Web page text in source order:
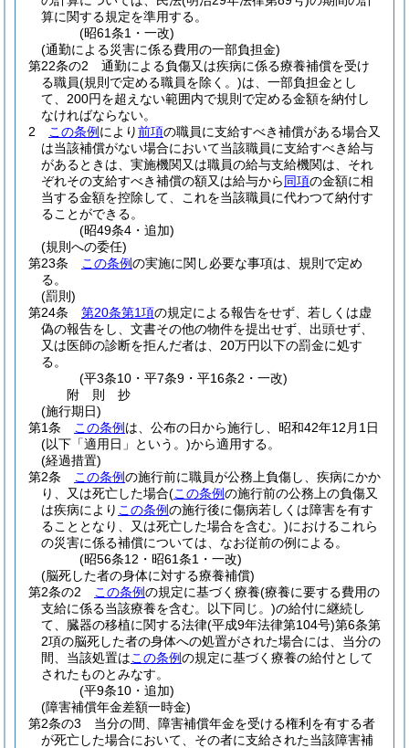
算に関する規定を準用する。
(昭61条1・一改)
(通勤による災害に係る費用の一部負担金)
第22条の2
通勤による負傷又は疾病に係る療養補償を受け
る職員(規則で定める職員を除く。)は、一部負担金とし
て、200円を超えない範囲内で規則で定める金額を納付し
なければならない。
2
この条例 により前項の職員に支給すべき補償がある場合又
は当該補償がない場合において当該職員に支給すべき給与
があるときは、実施機関又は職員の給与支給機関は、それ
ぞれその支給すべき補償の額又は給与から同項の金額に相
当する金額を控除して、これを当該職員に代わつて納付す
ることができる。
(昭49条4・追加)
(規則への委任)
第23条
この条例の実施に関し必要な事項は、規則で定め
る。
(罰則)
第24条
第20条第1項の規定による報告をせず、若しくは虚
偽の報告をし、文書その他の物件を提出せず、出頭せず、
又は医師の診断を拒んだ者は、20万円以下の罰金に処す
る。
(平3条10・平7条9・平16条2・一改)
附 則
抄
(施行期日)
第1条
この条例 は、公布の日から施行し、昭和42年12月1日
(以下「適用日」という。)から適用する。
(経過措置)
第2条
この条例の施行前に職員が公務上負傷し、疾病にかか
り、又は死亡した場合(この条例の施行前の公務上の負傷又
は疾病により この条例の施行後に傷病若しくは障害を有す
ることとなり、又は死亡した場合を含む。)におけるこれら
の災害に係る補償については、なお従前の例による。
(昭56条12・昭61条1・一改)
(脳死した者の身体に対する療養補償)
第2条の2
この条例の規定に基づく療養(療養に要する費用の
支給に係る当該療養を含む。以下同じ。)の給付に継続し
て、臓器の移植に関する法律(平成9年法律第104号)第6条第
2項の脳死した者の身体への処置がされた場合には、当分の
間、当該処置はこの条例の規定に基づく療養の給付として
されたものとみなす。
(平9条10・追加)
(障害補償年金差額一時金)
第2条の3
当分の間、障害補償年金を受ける権利を有する者
が死亡した場合において、その者に支給された当該障害補